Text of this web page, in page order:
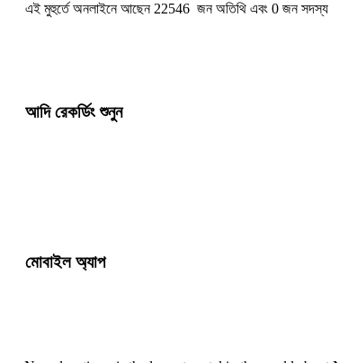
এই মুহুর্তে অনলাইনে আছেন 22546 জন অতিথি এবং 0 জন সদস্য
আদি রেকর্ডিং শুনুন
মোবাইল অ্যাপ